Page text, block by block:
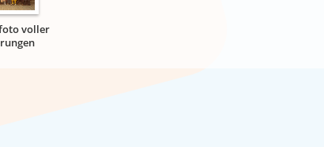
voller